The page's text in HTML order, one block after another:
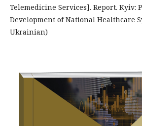
Telemedicine Services]. Report. Kyiv:
Development of National Healthcare
Ukrainian)